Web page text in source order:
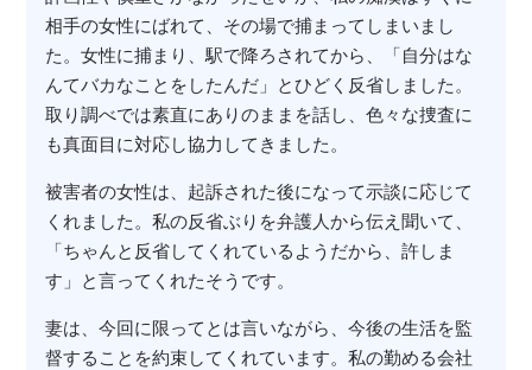
相手の女性にばれて、その場で捕まってしまいまし
た。女性に捕まり、駅で降ろされてから、「自分はな
んてバカなことをしたんだ」とひどく反省しました。
取り調べでは素直にありのままを話し、色々な捜査に
も真面目に対応し協力してきました。
被害者の女性は、起訴された後になって示談に応じて
くれました。私の反省ぶりを弁護人から伝え聞いて、
「ちゃんと反省してくれているようだから、許しま
す」と言ってくれたそうです。
妻は、今回に限ってとは言いながら、今後の生活を監
督することを約束してくれています。私の勤める会社